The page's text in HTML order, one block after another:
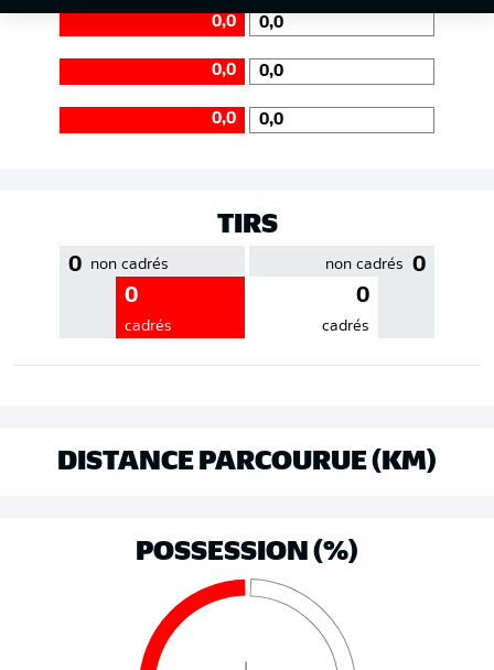
0,0 0,0
0,0 0,0
0,0 0,0
TIRS
0 non cadrés
0
cadrés
0
non cadrés
0
cadrés
DISTANCE PARCOURUE (KM)
POSSESSION (%)